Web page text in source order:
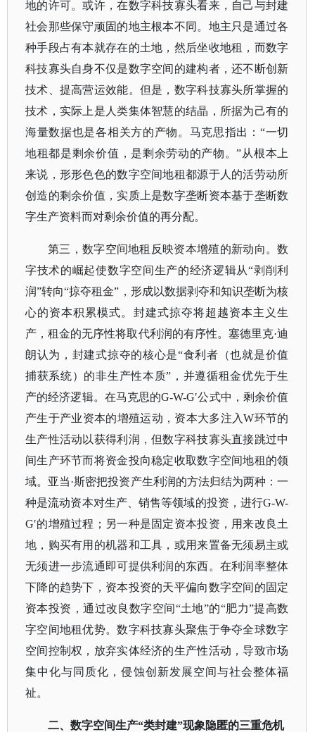
地的许可。或许，在数字科技寡头看来，自己与封建
社会那些保守顽固的地主根本不同。地主只是通过各
种手段占有本就存在的土地，然后坐收地租，而数字
科技寡头自身不仅是数字空间的建构者，还不断创新
技术、提高营运效能。但是，数字科技寡头所掌握的
技术，实际上是人类集体智慧的结晶，所据为己有的
海量数据也是各相关方的产物。马克思指出：“一切
地租都是剩余价值，是剩余劳动的产物。”从根本上
来说，形形色色的数字空间地租都源于人的活劳动所
创造的剩余价值，实质上是数字垄断资本基于垄断数
字生产资料而对剩余价值的再分配。
第三，数字空间地租反映资本增殖的新动向。数
字技术的崛起使数字空间生产的经济逻辑从“剥削利
润”转向“掠夺租金”，形成以数据剥夺和知识垄断为核
心的资本积累模式。封建式掠夺将超越资本主义生
产，租金的无序性将取代利润的有序性。塞德里克·迪
朗认为，封建式掠夺的核心是“食利者（也就是价值
捕获系统）的非生产性本质”，并遵循租金优先于生
产的经济逻辑。在马克思的G-W-G′公式中，剩余价值
产生于产业资本的增殖运动，资本大多注入W环节的
生产性活动以获得利润，但数字科技寡头直接跳过中
间生产环节而将资金投向稳定收取数字空间地租的领
域。亚当·斯密把投资产生利润的方法归结为两种：一
种是流动资本对生产、销售等领域的投资，进行G-W-
G′的增殖过程；另一种是固定资本投资，用来改良土
地，购买有用的机器和工具，或用来置备无须易主或
无须进一步流通即可提供利润的东西。在利润率整体
下降的趋势下，资本投资的天平偏向数字空间的固定
资本投资，通过改良数字空间“土地”的“肥力”提高数
字空间地租优势。数字科技寡头聚焦于争夺全球数字
空间控制权，放弃实体经济的生产性活动，导致市场
集中化与同质化，侵蚀创新发展空间与社会整体福
祉。
二、数字空间生产“类封建”现象隐匿的三重危机